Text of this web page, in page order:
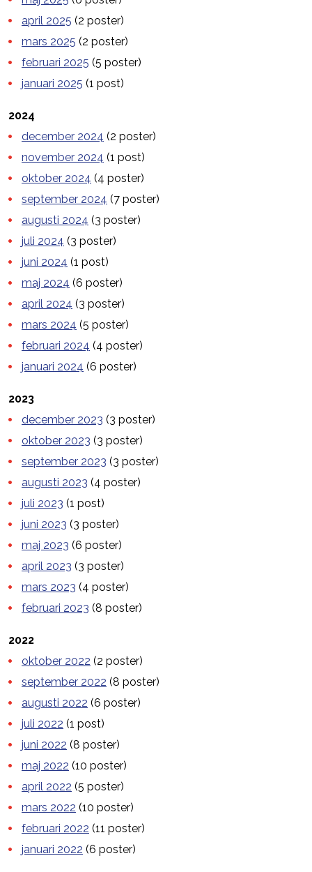
april 2025 (2 poster)
mars 2025 (2 poster)
februari 2025 (5 poster)
januari 2025 (1 post)
2024
december 2024 (2 poster)
november 2024 (1 post)
oktober 2024 (4 poster)
september 2024 (7 poster)
augusti 2024 (3 poster)
juli 2024 (3 poster)
juni 2024 (1 post)
maj 2024 (6 poster)
april 2024 (3 poster)
mars 2024 (5 poster)
februari 2024 (4 poster)
januari 2024 (6 poster)
2023
december 2023 (3 poster)
oktober 2023 (3 poster)
september 2023 (3 poster)
augusti 2023 (4 poster)
juli 2023 (1 post)
juni 2023 (3 poster)
maj 2023 (6 poster)
april 2023 (3 poster)
mars 2023 (4 poster)
februari 2023 (8 poster)
2022
oktober 2022 (2 poster)
september 2022 (8 poster)
augusti 2022 (6 poster)
juli 2022 (1 post)
juni 2022 (8 poster)
maj 2022 (10 poster)
april 2022 (5 poster)
mars 2022 (10 poster)
februari 2022 (11 poster)
januari 2022 (6 poster)